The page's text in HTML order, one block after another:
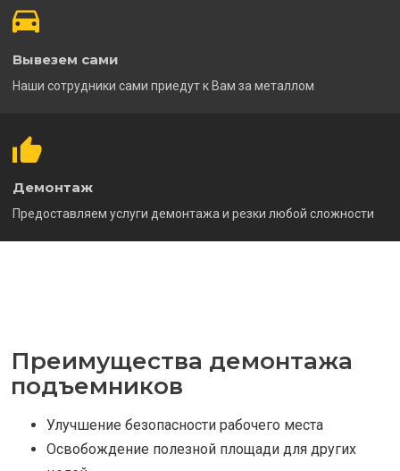
Вывезем сами
Наши сотрудники сами приедут к Вам за металлом
Демонтаж
Предоставляем услуги демонтажа и резки любой сложности
Преимущества демонтажа
подъемников
Улучшение безопасности рабочего места
Освобождение полезной площади для других